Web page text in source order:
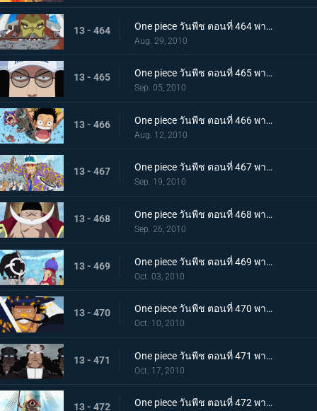
13 - 464 One piece วันพีช ตอนที่ 464 พากย์ไทย ลูกหลานของปีศาจ! ลิตเติ้ลออสจูเนียร์! จู่โจม
Aug. 29, 2010
13 - 465 One piece วันพีช ตอนที่ 465 พากย์ไทย ผู้ชนะเท่านั้นที่ถูกต้อง! แผนของเซ็นโงคุเริ่มออกลาย!
Sep. 05, 2010
13 - 466 One piece วันพีช ตอนที่ 466 พากย์ไทย ทีมหมวกฟางมาถึงแล้ว! สนามรบเดือดถึงขีดสุด
Aug. 12, 2010
13 - 467 One piece วันพีช ตอนที่ 467 พากย์ไทย ถึงต้องตายก็จะช่วย การต่อสู้ของ ลูฟี่ กับ กองทัพเรือ เริ่มแล้ว
Sep. 19, 2010
13 - 468 One piece วันพีช ตอนที่ 468 พากย์ไทย สงครามยังคงดุเดือด! การต่อสู้ระหว่างผู้มีพลังพิเศษ
Sep. 26, 2010
13 - 469 One piece วันพีช ตอนที่ 469 พากย์ไทย เหตุผิดปกติที่เกิดจากคุมะ หมัดแห่งความโกรธของคุณอีวา
Oct. 03, 2010
13 - 470 One piece วันพีช ตอนที่ 470 พากย์ไทย สุดยอดนักดาบมิฮอว์ค คมดาบดำที่ฟาดใส่ลูฟี่
Oct. 10, 2010
13 - 471 One piece วันพีช ตอนที่ 471 พากย์ไทย เริ่มแผนทำลายล้าง อาณุภาพของกองทัพแปซิฟิสต้า
Oct. 17, 2010
13 - 472 One piece วันพีช ตอนที่ 472 พากย์ไทย อุบายของอาคาอินุ! หนวดขาวติดกับเข้าแล้ว